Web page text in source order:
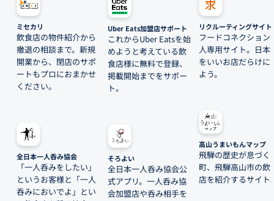
ミセカリ
飲食店の物件紹介から
撤退の相談まで。新規
開業から、閉店のサポ
ートもプロにおまかせ
ください。
全日本一人呑み協会
「一人呑みをしたい」
というお客様と「一人
呑みにおいでよ」とい
Uber Eats加盟店サポート
これからUber Eatsを始
めようと考えている飲
食店様に無料で登録、
掲載開始までをサポー
ト。
そろよい
全日本一人呑み協会公
式アプリ。一人呑み協
会加盟店や呑み相手を
リクルーティングサイト
フードコネクション
人専用サイト。日本
をいいお店だらけに
よう。
高山うまいもんマップ
飛騨の歴史が息づく
町、飛騨高山市の飲
店を紹介するサイト